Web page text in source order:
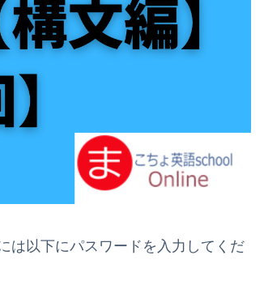
は以下にパスワードを入力してくだ